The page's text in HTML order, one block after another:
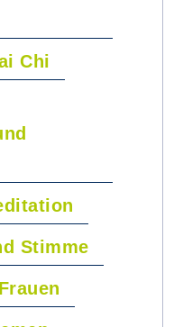
Chi
Stimme